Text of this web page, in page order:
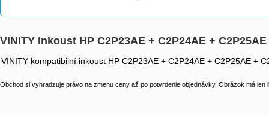
VINITY inkoust HP C2P23AE + C2P24AE +
VINITY kompatibilní inkoust HP C2P23AE + C2P24AE + C2P25AE +
Obchod si vyhradzuje právo na zmenu ceny až po potvrdenie objednávky. Obrázok má len